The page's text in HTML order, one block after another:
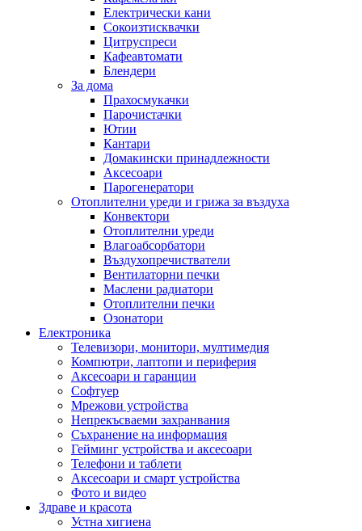
Електрически кани
Сокоизтисквачки
Цитруспреси
Кафеавтомати
Блендери
За дома
Прахосмукачки
Парочистачки
Ютии
Кантари
Домакински принадлежности
Аксесоари
Парогенератори
Отоплителни уреди и грижа за въздуха
Конвектори
Отоплителни уреди
Влагоабсорбатори
Въздухопречистватели
Вентилаторни печки
Маслени радиатори
Отоплителни печки
Озонатори
Електроника
Телевизори, монитори, мултимедия
Компютри, лаптопи и периферия
Аксесоари и гаранции
Софтуер
Мрежови устройства
Непрекъсваеми захранвания
Съхранение на информация
Гейминг устройства и аксесоари
Телефони и таблети
Аксесоари и смарт устройства
Фото и видео
Здраве и красота
Устна хигиена